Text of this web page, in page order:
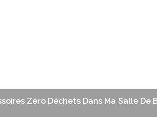
Zéro Déchets Dans Ma Salle De